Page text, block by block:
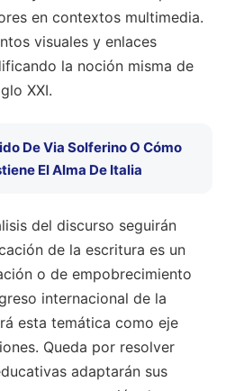
en contextos multimedia.
visuales y enlaces
la noción misma de
XXI.
De Via Solferino O Cómo
El Alma De Italia
del discurso seguirán
de la escritura es un
o de empobrecimiento
internacional de la
esta temática como eje
Queda por resolver
adaptarán sus